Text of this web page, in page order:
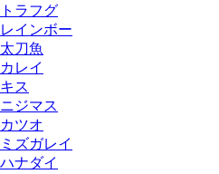
トラフグ
レインボー
太刀魚
カレイ
キス
ニジマス
カツオ
ミズガレイ
ハナダイ